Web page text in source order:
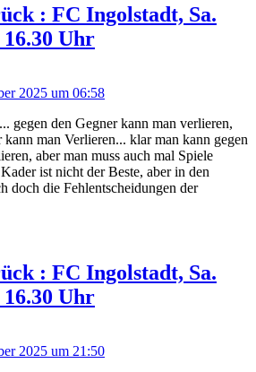
: FC Ingolstadt, Sa.
16.30 Uhr
2025 um 06:58
gegen den Gegner kann man verlieren,
kann man Verlieren... klar man kann gegen
aber man muss auch mal Spiele
ist nicht der Beste, aber in den
doch die Fehlentscheidungen der
: FC Ingolstadt, Sa.
16.30 Uhr
2025 um 21:50